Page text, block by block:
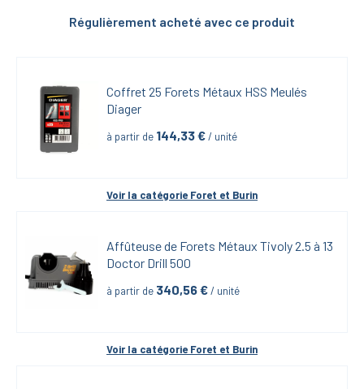
Régulièrement acheté avec ce produit
Coffret 25 Forets Métaux HSS Meulés
Diager
à partir de 144,33 € / unité
Voir la catégorie Foret et Burin
Affûteuse de Forets Métaux Tivoly 2.5 à 13
Doctor Drill 500
à partir de 340,56 € / unité
Voir la catégorie Foret et Burin